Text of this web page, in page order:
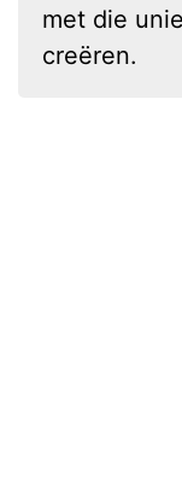
met die
creëren.